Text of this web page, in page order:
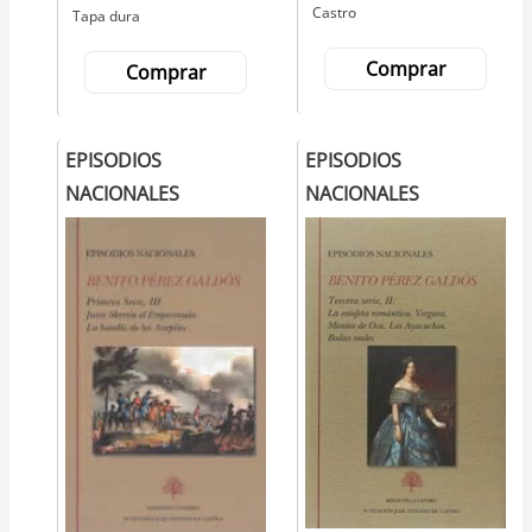
Tapa dura
Comprar
Castro
Comprar
EPISODIOS
NACIONALES
EPISODIOS
NACIONALES